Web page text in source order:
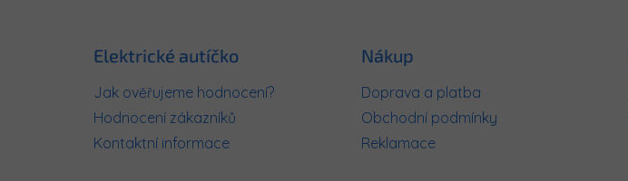
Elektrické autíčko
Jak ověřujeme hodnocení?
Hodnocení zákazníků
Kontaktní informace
Nákup
Doprava a platba
Obchodní podmínky
Reklamace